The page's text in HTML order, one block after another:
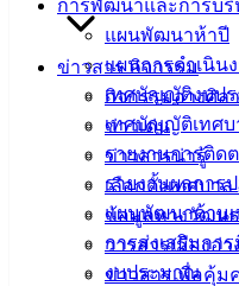
การพัฒนาและการบริ
แผนพัฒนาห้าปี
แผนการดำเนิน
เทศบัญญัติงบป
เทศบัญญัติเทศบ
รายงานการติด
รายงานผลการ
แผนพัฒนาด้านเ
การส่งเสริมกา
งบประมาณ
ข่าวสาร กิจกรรม
กิจกรรมอ่างศิลา
ข่าวเด่น
ข่าวสารน่ารู้
เลือกตั้งเทศบาล
ข้อมูลทางวัฒน
วารสารเมืองอ่า
ข่าวสารเพื่อคุ้ม